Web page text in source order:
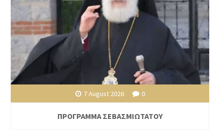
7 August 2026 0
ΠΡΟΓΡΑΜΜΑ ΣΕΒΑΣΜΙΩΤΑΤΟΥ